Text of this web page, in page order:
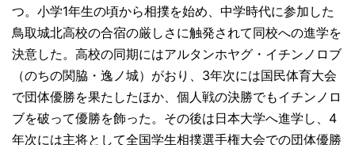
つ。小学1年生の頃から相撲を始め、中学時代に参加した
鳥取城北高校の合宿の厳しさに触発されて同校への進学を
決意した。高校の同期にはアルタンホヤグ・イチンノロブ
（のちの関脇・逸ノ城）がおり、3年次には国民体育大会
で団体優勝を果たしたほか、個人戦の決勝でもイチンノロ
ブを破って優勝を飾った。その後は日本大学へ進学し、4
年次には主将として全国学生相撲選手権大会での団体優勝